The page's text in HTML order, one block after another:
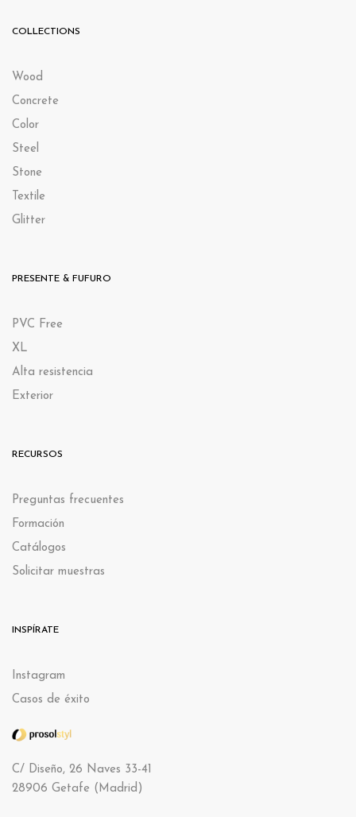
COLLECTIONS
Wood
Concrete
Color
Steel
Stone
Textile
Glitter
PRESENTE & FUFURO
PVC Free
XL
Alta resistencia
Exterior
RECURSOS
Preguntas frecuentes
Formación
Catálogos
Solicitar muestras
INSPÍRATE
Instagram
Casos de éxito
C/ Diseño, 26 Naves 33-41
28906 Getafe (Madrid)